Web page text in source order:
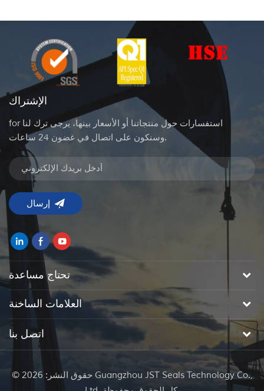
الإشتراك
for استفسارات حول منتجاتنا أو الأسعار بينها، يرجى ترك لنا
وسنكون على اتصال في غضون 24 ساعات.
تحتاج مساعدة
العلامات الساخنة
اتصل بنا
© حقوق النشر: 2026 Guangzhou JST Seals Technology Co.,